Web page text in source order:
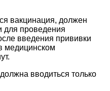
вакцинация, должен
для проведения
введения прививки
медицинском
вводиться только